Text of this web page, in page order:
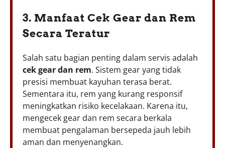
3. Manfaat Cek Gear dan Rem
Secara Teratur
Salah satu bagian penting dalam servis adalah
cek gear dan rem. Sistem gear yang tidak
presisi membuat kayuhan terasa berat.
Sementara itu, rem yang kurang responsif
meningkatkan risiko kecelakaan. Karena itu,
mengecek gear dan rem secara berkala
membuat pengalaman bersepeda jauh lebih
aman dan menyenangkan.